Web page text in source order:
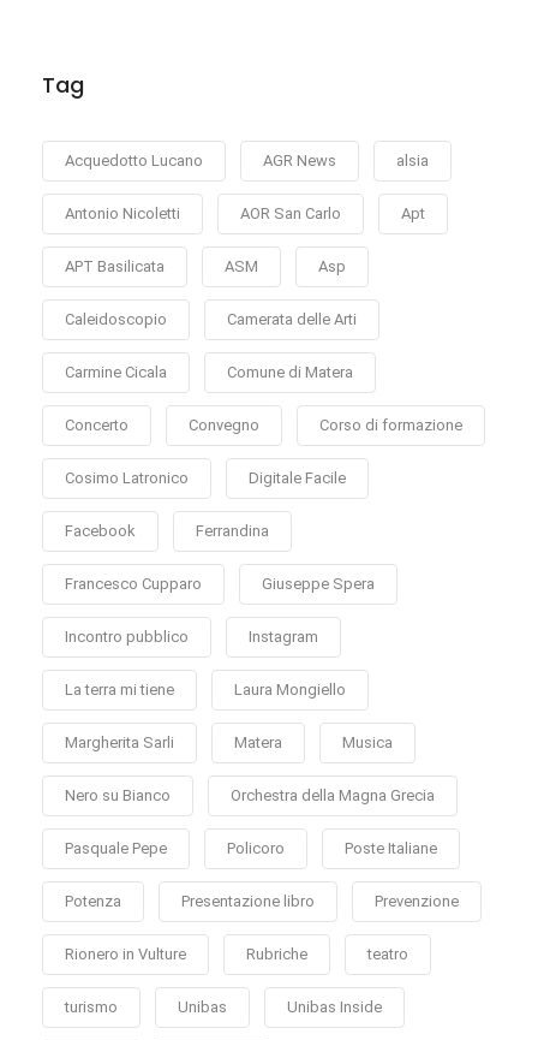
Tag
Acquedotto Lucano AGR News alsia
Antonio Nicoletti AOR San Carlo Apt
APT Basilicata ASM Asp
Caleidoscopio Camerata delle Arti
Carmine Cicala Comune di Matera
Concerto Convegno Corso di formazione
Cosimo Latronico Digitale Facile
Facebook Ferrandina
Francesco Cupparo Giuseppe Spera
Incontro pubblico Instagram
La terra mi tiene Laura Mongiello
Margherita Sarli Matera Musica
Nero su Bianco Orchestra della Magna Grecia
Pasquale Pepe Policoro Poste Italiane
Potenza Presentazione libro Prevenzione
Rionero in Vulture Rubriche teatro
turismo Unibas Unibas Inside